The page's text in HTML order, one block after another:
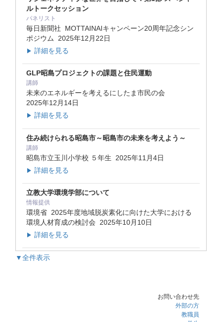
ルトークセッション
パネリスト
毎日新聞社 MOTTAINAIキャンペーン20周年記念シン
ポジウム 2025年12月22日
▶ 詳細を見る
GLP昭島プロジェクトの課題と住民運動
講師
未来のエネルギーを考えるにしたま市民の会
2025年12月14日
▶ 詳細を見る
住み続けられる昭島市～昭島市の未来を考えよう～
講師
昭島市立玉川小学校 ５年生 2025年11月4日
▶ 詳細を見る
立教大学環境学部について
情報提供
環境省 2025年度地域脱炭素化に向けた大学における
環境人材育成の検討会 2025年10月10日
▶ 詳細を見る
▼全件表示
お問い合わせ先
外部の方
教職員